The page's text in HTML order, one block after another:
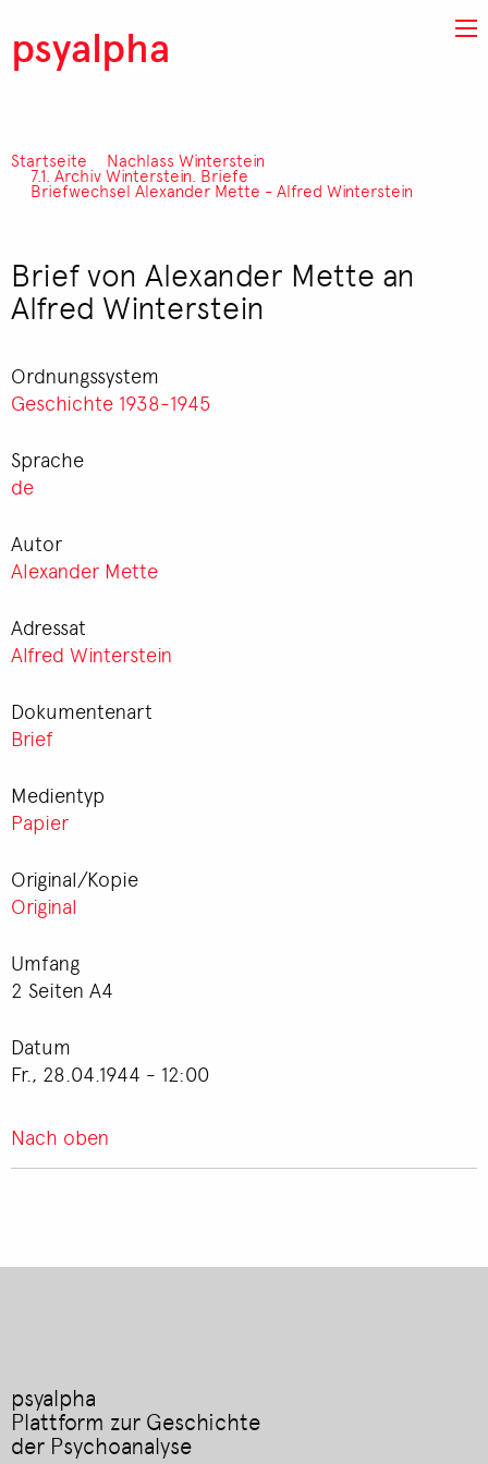
psyalpha
Pfadnavigation
Startseite Nachlass Winterstein
7.1. Archiv Winterstein. Briefe
Briefwechsel Alexander Mette - Alfred Winterstein
Brief von Alexander Mette an
Alfred Winterstein
Ordnungssystem
Geschichte 1938-1945
Sprache
de
Autor
Alexander Mette
Adressat
Alfred Winterstein
Dokumentenart
Brief
Medientyp
Papier
Original/Kopie
Original
Umfang
2 Seiten A4
Datum
Fr., 28.04.1944 - 12:00
Nach oben
psyalpha
Plattform zur Geschichte
der Psychoanalyse